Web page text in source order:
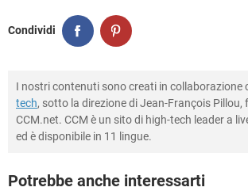
Condividi
I nostri contenuti sono creati in collaborazione
tech, sotto la direzione di Jean-François Pillou,
CCM.net. CCM è un sito di high-tech leader a
ed è disponibile in 11 lingue.
Potrebbe anche interessarti